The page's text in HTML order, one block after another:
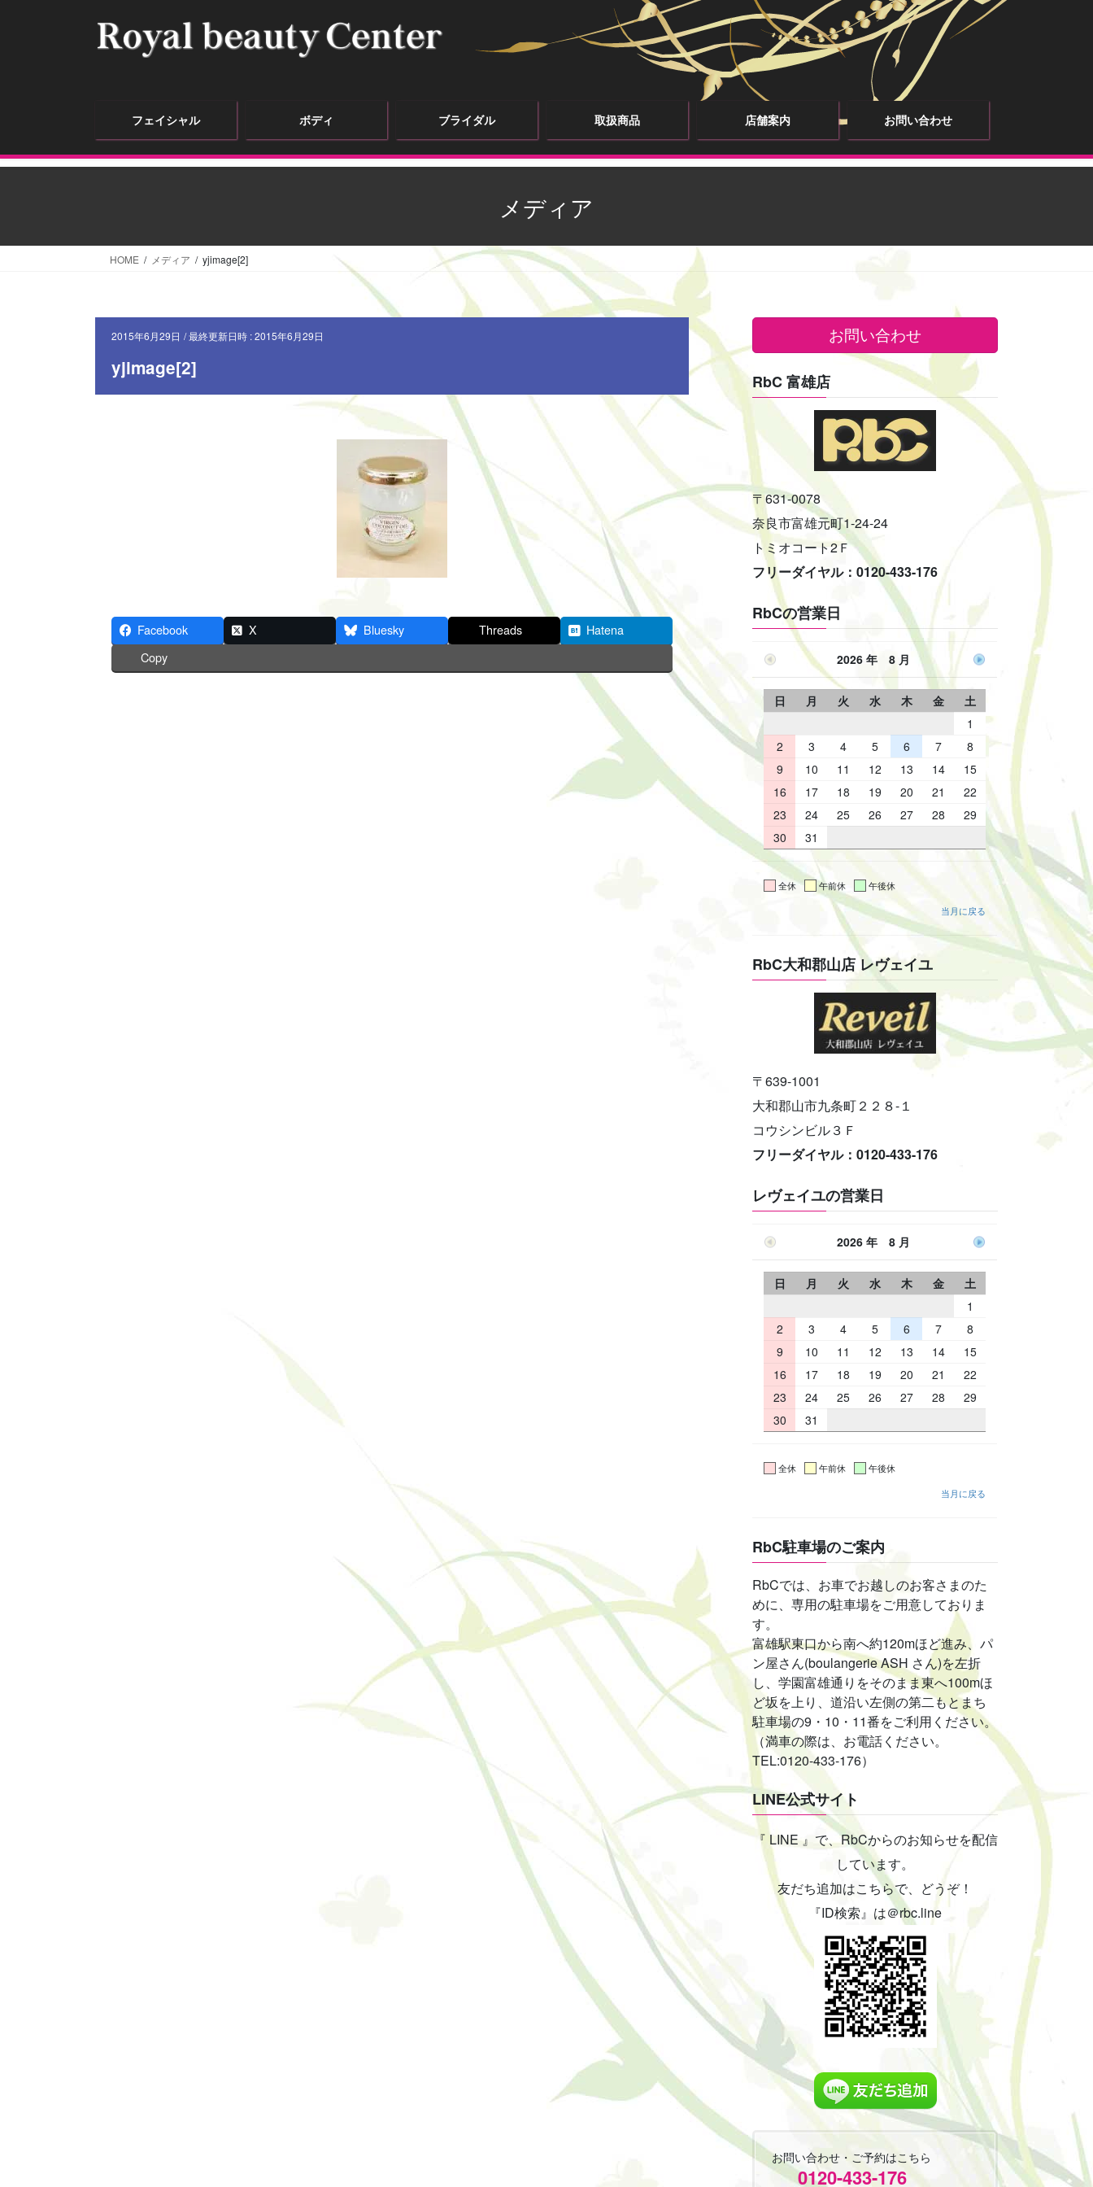
フェイシャル ボディ ブライダル 取扱商品 店舗案内 お問い合わせ
メディア
HOME メディア yjimage[2]
2015年6月29日 / 最終更新日時 :2015年6月29日
yjimage[2]
Facebook X Bluesky Threads
Hatena
Copy
お問い合わせ
RbC 富雄店
〒631-0078
奈良市富雄元町1-24-24
トミオコート2Ｆ
フリーダイヤル：0120-433-176
RbCの営業日
2026 年 8 月
日 月 火 水 木 金
土
1
2
3 4 5 6 7
8
9
10 11 12 13 14
15
16
17 18 19 20 21
22
23
24 25 26 27 28
29
30
31
全休 午前休
午後休
当月に戻る
RbC大和郡山店 レヴェイユ
〒639-1001
大和郡山市九条町２２８-１
コウシンビル３Ｆ
フリーダイヤル：0120-433-176
レヴェイユの営業日
2026 年 8 月
日 月 火 水 木 金
土
1
2
3 4 5 6 7
8
9
10 11 12 13 14
15
16
17 18 19 20 21
22
23
24 25 26 27 28
29
30
31
全休 午前休
午後休
当月に戻る
RbC駐車場のご案内
RbCでは、お車でお越しのお客さまのた
めに、専用の駐車場をご用意しておりま
す。
富雄駅東口から南へ約120mほど進み、パ
ン屋さん(boulangerie ASH さん)を左折
し、学園富雄通りをそのまま東へ100mほ
ど坂を上り、道沿い左側の第二もとまち
駐車場の9・10・11番をご利用ください。
（満車の際は、お電話ください。
TEL:0120-433-176）
LINE公式サイト
『 LINE 』で、RbCからのお知らせを配信
しています。
友だち追加はこちらで、どうぞ！
『ID検索』は＠rbc.line
お問い合わせ・ご予約はこちら
0120-433-176